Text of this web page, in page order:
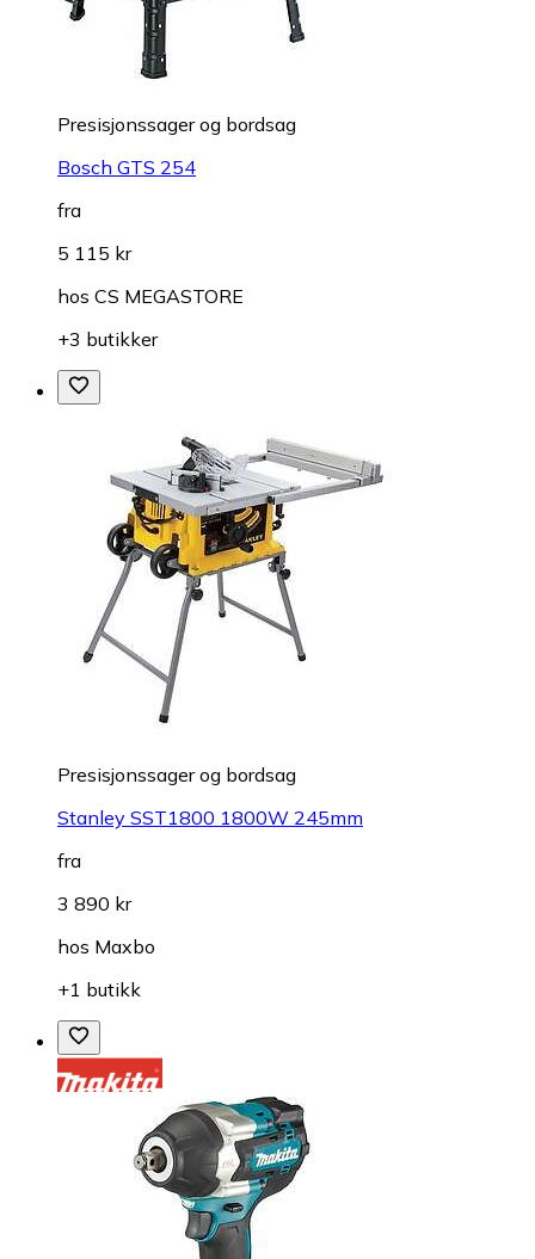
Presisjonssager og bordsag
Bosch GTS 254
fra
5 115 kr
hos CS MEGASTORE
+3 butikker
Presisjonssager og bordsag
Stanley SST1800 1800W 245mm
fra
3 890 kr
hos Maxbo
+1 butikk